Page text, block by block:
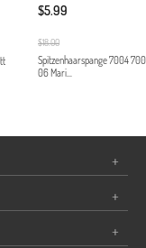
$5.99
$18.00
Spitzenhaarspange 7004
06 Mari...
+
+
+